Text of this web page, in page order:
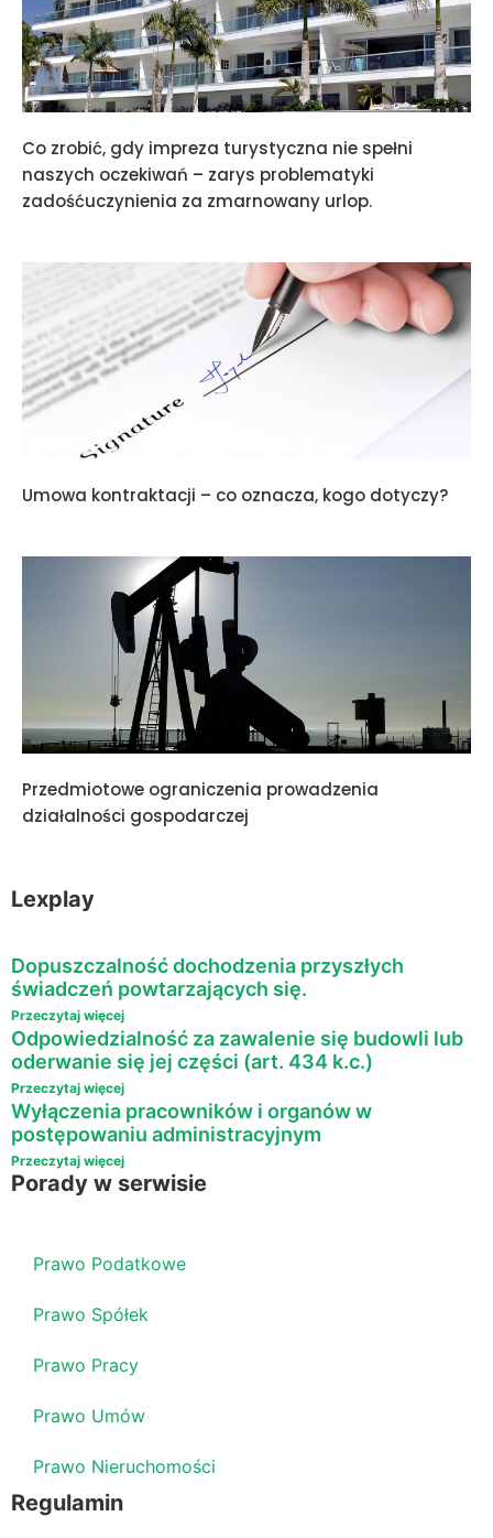
Co zrobić, gdy impreza turystyczna nie spełni
naszych oczekiwań – zarys problematyki
zadośćuczynienia za zmarnowany urlop.
Umowa kontraktacji – co oznacza, kogo dotyczy?
Przedmiotowe ograniczenia prowadzenia
działalności gospodarczej
Lexplay
Dopuszczalność dochodzenia przyszłych
świadczeń powtarzających się.
Przeczytaj więcej
Odpowiedzialność za zawalenie się budowli lub
oderwanie się jej części (art. 434 k.c.)
Przeczytaj więcej
Wyłączenia pracowników i organów w
postępowaniu administracyjnym
Przeczytaj więcej
Porady w serwisie
Prawo Podatkowe
Prawo Spółek
Prawo Pracy
Prawo Umów
Prawo Nieruchomości
Regulamin